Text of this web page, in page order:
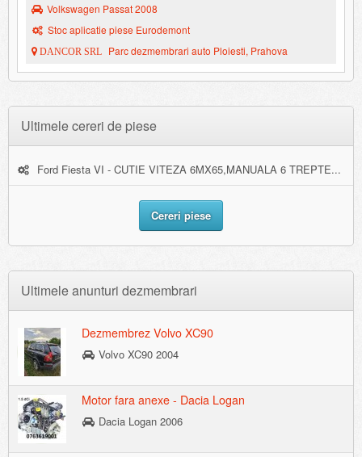
Volkswagen Passat 2008
Stoc aplicatie piese Eurodemont
DANCOR SRL Parc dezmembrari auto Ploiesti, Prahova
Ultimele cereri de piese
Ford Fiesta VI - CUTIE VITEZA 6MX65,MANUALA 6 TREPTE...
Cereri piese
Ultimele anunturi dezmembrari
Dezmembrez Volvo XC90
Volvo XC90 2004
Motor fara anexe - Dacia Logan
Dacia Logan 2006